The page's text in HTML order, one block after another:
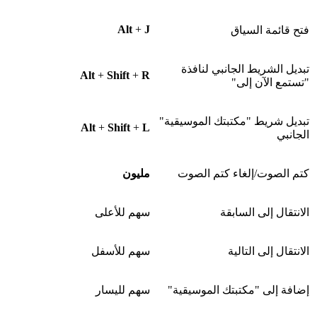
فتح قائمة السياق Alt + J
تبديل الشريط الجانبي لنافذة
"تستمع الآن إلى"
Alt + Shift + R
تبديل شريط "مكتبتك الموسيقية"
الجانبي
Alt + Shift + L
كتم الصوت/إلغاء كتم الصوت مليون
الانتقال إلى السابقة سهم للأعلى
الانتقال إلى التالية سهم للأسفل
إضافة إلى "مكتبتك الموسيقية" سهم لليسار